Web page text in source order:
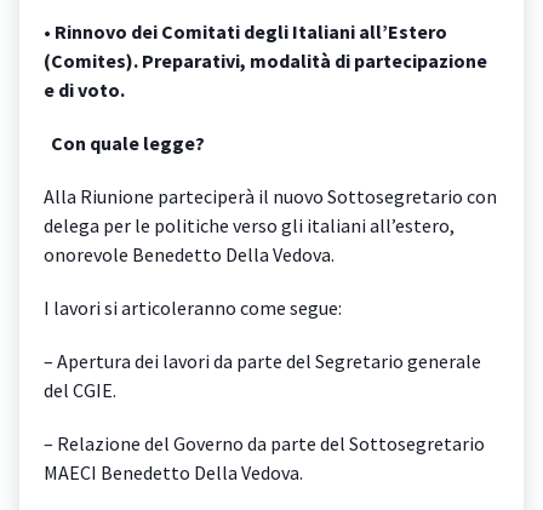
• Rinnovo dei Comitati degli Italiani all’Estero
(Comites). Preparativi, modalità di partecipazione
e di voto.
Con quale legge?
Alla Riunione parteciperà il nuovo Sottosegretario con
delega per le politiche verso gli italiani all’estero,
onorevole Benedetto Della Vedova.
I lavori si articoleranno come segue:
– Apertura dei lavori da parte del Segretario generale
del CGIE.
– Relazione del Governo da parte del Sottosegretario
MAECI Benedetto Della Vedova.